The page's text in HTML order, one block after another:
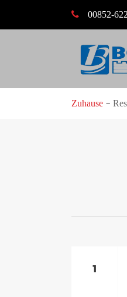
00852-
Zuhause
1